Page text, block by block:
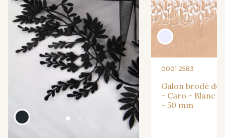
0001 2583
Galon brodé de
- Caro - Blanc
- 50 mm